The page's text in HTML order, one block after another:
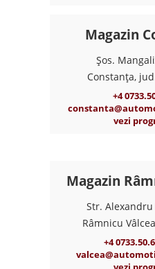
Magazin
Șos.
Constanța,
+4
vezi
Magazin
Str.
Râmnicu
+4